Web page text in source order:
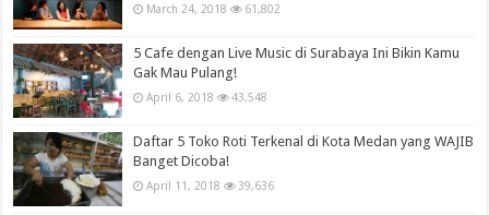
March 24, 2018 61,802
5 Cafe dengan Live Music di Surabaya Ini Bikin Kamu
Gak Mau Pulang!
April 6, 2018 43,548
Daftar 5 Toko Roti Terkenal di Kota Medan yang WAJIB
Banget Dicoba!
April 11, 2018 39,636